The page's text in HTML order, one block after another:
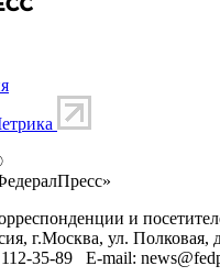
»
и
г.Москва, ул. Полковая,
35-89 E-mail: